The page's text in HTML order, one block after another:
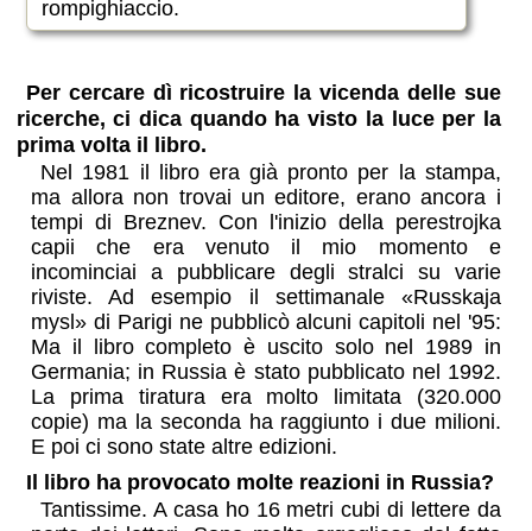
rompighiaccio.
Per cercare dì ricostruire la vicenda delle sue
ricerche, ci dica quando ha visto la luce per la
prima volta il libro.
Nel 1981 il libro era già pronto per la stampa,
ma allora non trovai un editore, erano ancora i
tempi di Breznev. Con l'inizio della perestrojka
capii che era venuto il mio momento e
incominciai a pubblicare degli stralci su varie
riviste. Ad esempio il settimanale «Russkaja
mysl» di Parigi ne pubblicò alcuni capitoli nel '95:
Ma il libro completo è uscito solo nel 1989 in
Germania; in Russia è stato pubblicato nel 1992.
La prima tiratura era molto limitata (320.000
copie) ma la seconda ha raggiunto i due milioni.
E poi ci sono state altre edizioni.
Il libro ha provocato molte reazioni in Russia?
Tantissime. A casa ho 16 metri cubi di lettere da